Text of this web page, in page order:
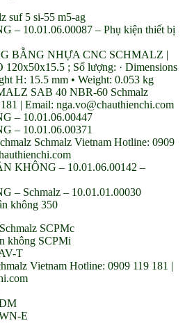
suf 5 si-55 m5-ag
– 10.01.06.00087 – Phụ kiện thiết bị
BẰNG NHỰA CNC SCHMALZ |
; Số lượng: · Dimensions
H: 15.5 mm • Weight: 0.053 kg
SAB 40 NBR-60 Schmalz
| Email: nga.vo@chauthienchi.com
– 10.01.06.00447
– 10.01.06.00371
Schmalz Vietnam Hotline: 0909
KHÔNG – 10.01.06.00142 –
– Schmalz – 10.01.01.00030
không 350
SCPMc
không SCPMi
T
Vietnam Hotline: 0909 119 181 |
E